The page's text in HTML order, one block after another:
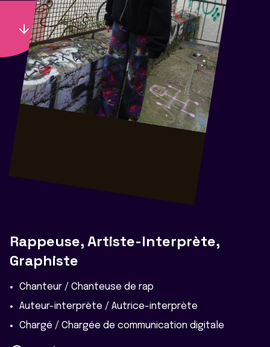
Rappeuse, Artiste-Interprète,
Graphiste
Chanteur / Chanteuse de rap
Auteur-interprète / Autrice-interprète
Chargé / Chargée de communication digitale